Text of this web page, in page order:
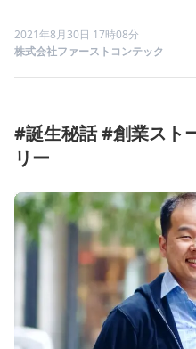
2021年8月30日 17時08分
株式会社ファーストコンテック
#誕生秘話 #創業スト
リー